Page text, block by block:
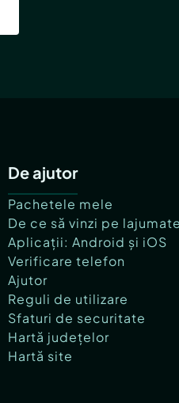
De ajutor
Pachetele mele
De ce să vinzi pe
Aplicații: Android și iOS
Verificare telefon
Ajutor
Reguli de utilizare
Sfaturi de securitate
Hartă județelor
Hartă site